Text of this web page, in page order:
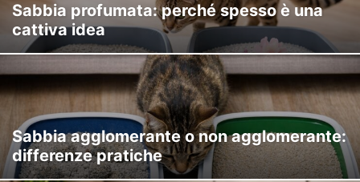
Sabbia profumata: perché spesso è una
cattiva idea
Sabbia agglomerante o non agglomerante:
differenze pratiche